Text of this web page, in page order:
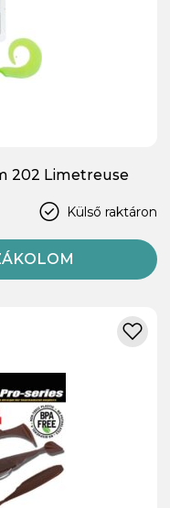
202 Limetreuse
Külső raktáron